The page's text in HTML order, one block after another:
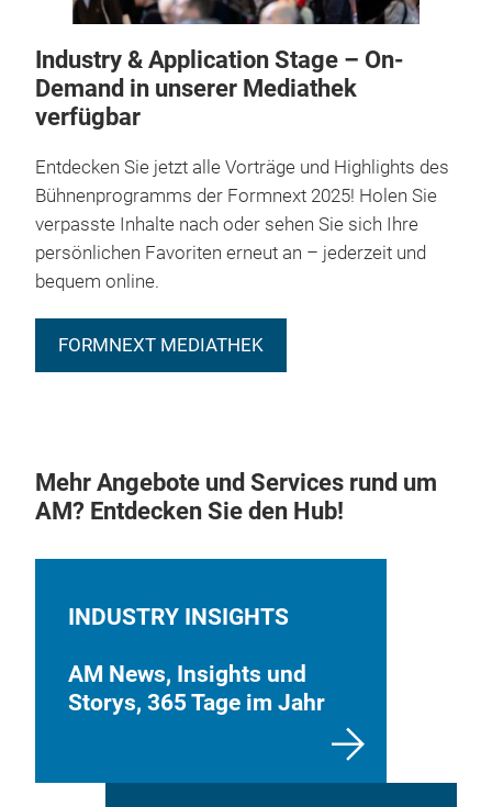
Industry & Application Stage – On-
Demand in unserer Mediathek
verfügbar
Entdecken Sie jetzt alle Vorträge und Highlights des
Bühnenprogramms der Formnext 2025! Holen Sie
verpasste Inhalte nach oder sehen Sie sich Ihre
persönlichen Favoriten erneut an – jederzeit und
bequem online.
FORMNEXT MEDIATHEK
Mehr Angebote und Services rund um
AM? Entdecken Sie den Hub!
INDUSTRY INSIGHTS
AM News, Insights und
Storys, 365 Tage im Jahr